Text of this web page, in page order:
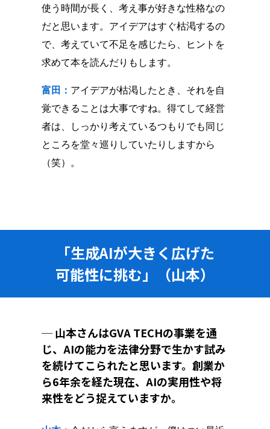
使う時間が長く、考え事が好きな性格なの
だと思います。アイデアはすぐ枯渇するの
で、考えていて不足を感じたら、ヒントを
求めて本を読んだりもします。
富田： アイデアが枯渇したとき、それを自
覚できることは大事ですね。得てして経営
者は、しっかり考えているつもりでも同じ
ところを堂々巡りしていたりしますから
（笑）。
「生成AIが大きく広げた
可能性に挑む」（山本）
─ 山本さんはGVA TECHの事業を通
じ、AIの能力を法律分野で生かす試み
を続けてこられたと思います。創業か
ら6年余を経た現在、AIの実用性や将
来性をどう捉えていますか。